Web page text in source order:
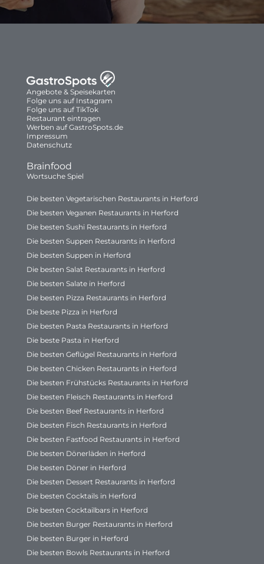
Angebote & Speisekarten
Folge uns auf Instagram
Folge uns auf TikTok
Restaurant eintragen
Werben auf GastroSpots.de
Impressum
Datenschutz
Brainfood
Wortsuche Spiel
Die besten Vegetarischen Restaurants in Herford
Die besten Veganen Restaurants in Herford
Die besten Sushi Restaurants in Herford
Die besten Suppen Restaurants in Herford
Die besten Suppen in Herford
Die besten Salat Restaurants in Herford
Die besten Salate in Herford
Die besten Pizza Restaurants in Herford
Die beste Pizza in Herford
Die besten Pasta Restaurants in Herford
Die beste Pasta in Herford
Die besten Geflügel Restaurants in Herford
Die besten Chicken Restaurants in Herford
Die besten Frühstücks Restaurants in Herford
Die besten Fleisch Restaurants in Herford
Die besten Beef Restaurants in Herford
Die besten Fisch Restaurants in Herford
Die besten Fastfood Restaurants in Herford
Die besten Dönerläden in Herford
Die besten Döner in Herford
Die besten Dessert Restaurants in Herford
Die besten Cocktails in Herford
Die besten Cocktailbars in Herford
Die besten Burger Restaurants in Herford
Die besten Burger in Herford
Die besten Bowls Restaurants in Herford